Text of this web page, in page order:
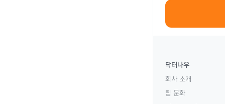
닥터나우
회사 소개
팀 문화